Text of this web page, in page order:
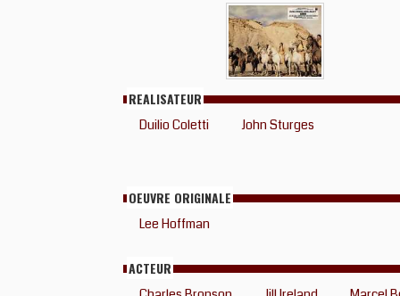
REALISATEUR
Duilio Coletti John Sturges
OEUVRE ORIGINALE
Lee Hoffman
ACTEUR